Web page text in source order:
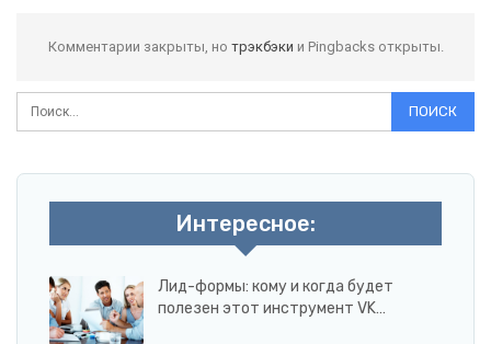
Комментарии закрыты, но трэкбэки и Pingbacks открыты.
Интересное:
Лид-формы: кому и когда будет
полезен этот инструмент VK…